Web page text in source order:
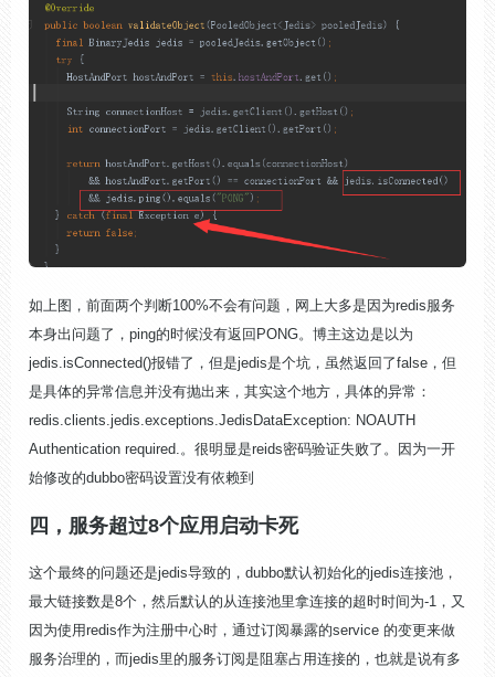
如上图，前面两个判断100%不会有问题，网上大多是因为redis服务
本身出问题了，ping的时候没有返回PONG。博主这边是以为
jedis.isConnected()报错了，但是jedis是个坑，虽然返回了false，但
是具体的异常信息并没有抛出来，其实这个地方，具体的异常：
redis.clients.jedis.exceptions.JedisDataException: NOAUTH
Authentication required.。很明显是reids密码验证失败了。因为一开
始修改的dubbo密码设置没有依赖到
四，服务超过8个应用启动卡死
这个最终的问题还是jedis导致的，dubbo默认初始化的jedis连接池，
最大链接数是8个，然后默认的从连接池里拿连接的超时时间为-1，又
因为使用redis作为注册中心时，通过订阅暴露的service 的变更来做
服务治理的，而jedis里的服务订阅是阻塞占用连接的，也就是说有多